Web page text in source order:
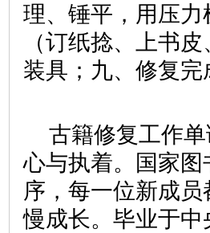
理、锤平，用压
（订纸捻、上书
装具；九、修复
古籍修复工作
心与执着。国家
序，每一位新成
慢成长。毕业于